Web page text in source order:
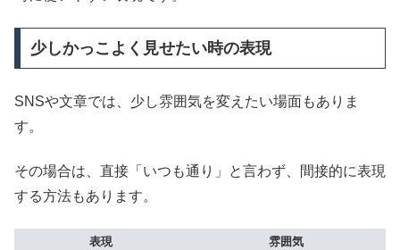
少しかっこよく見せたい時の表現
SNSや文章では、少し雰囲気を変えたい場面もありま
す。
その場合は、直接「いつも通り」と言わず、間接的に表現
する方法もあります。
表現
雰囲気